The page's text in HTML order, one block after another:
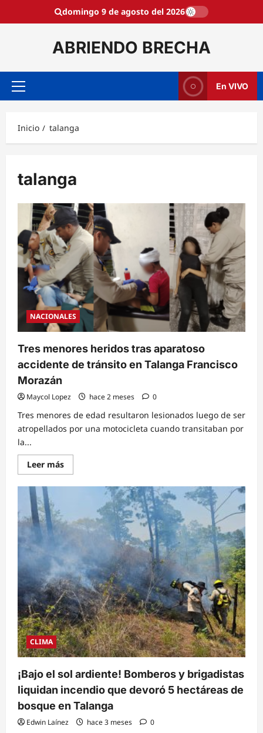
domingo 9 de agosto del 2026
ABRIENDO BRECHA
Menú
En VIVO
Inicio talanga
talanga
NACIONALES
Tres menores heridos tras aparatoso
accidente de tránsito en Talanga Francisco
Morazán
Maycol Lopez hace 2 meses 0
Tres menores de edad resultaron lesionados luego de ser
atropellados por una motocicleta cuando transitaban por
la...
Leer másRead
more
Tres
aparatoso
accidente
tránsito
en
Talanga
Francisco
Morazán
CLIMA
¡Bajo el sol ardiente! Bomberos y brigadistas
liquidan incendio que devoró 5 hectáreas de
bosque en Talanga
Edwin Laínez hace 3 meses 0